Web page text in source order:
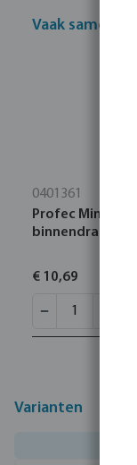
Vaak samen
0401361
Profec Mini
binnendraad x
€ 10,69
Varianten